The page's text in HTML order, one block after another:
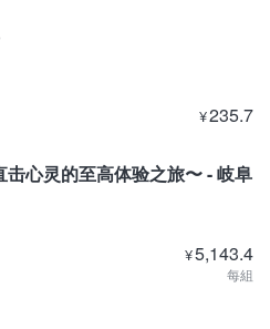
¥235.7
心灵的至高体验之旅〜 - 岐阜
¥5,143.4
每組